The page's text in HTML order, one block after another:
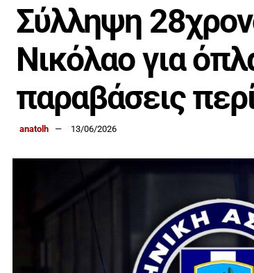
Σύλληψη
Νικόλαο για
παραβάσεις
anatolh 13/06/2026